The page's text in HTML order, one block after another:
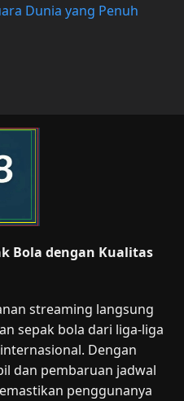
Dunia yang Penuh
Bola dengan Kualitas
streaming langsung
sepak bola dari liga-liga
Dengan
dan pembaruan jadwal
penggunanya